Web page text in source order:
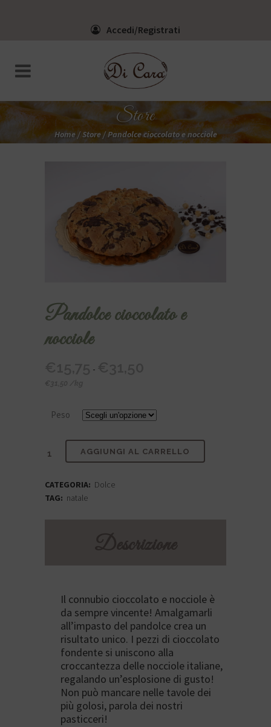
Accedi/Registrati
Store
Home/Store/Pandolce cioccolato e nocciole
Pandolce cioccolato e
nocciole
-
da
€15,75
€31,50
Peso
Pandolce
e
AGGIUNGI AL CARRELLO
CATEGORIA: Dolce
TAG: natale
Il connubio cioccolato e nocciole è
da sempre vincente! Amalgamarli
all’impasto del pandolce crea un
risultato unico. I pezzi di cioccolato
fondente si uniscono alla
croccantezza delle nocciole italiane,
regalando un’esplosione di gusto!
Non può mancare nelle tavole dei
più golosi, parola dei nostri
pasticceri!